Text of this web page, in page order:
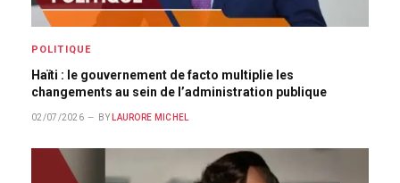
POLITIQUE
Haïti : le gouvernement de facto multiplie les
changements au sein de l’administration publique
02/07/2026 BY LAURORE MICHEL